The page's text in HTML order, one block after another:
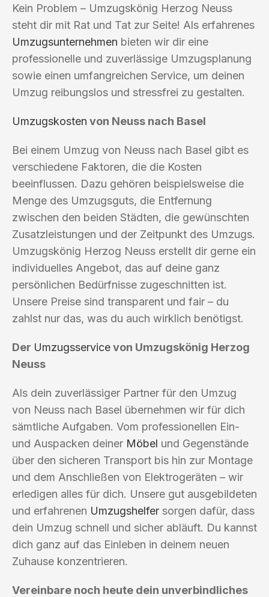
Kein Problem – Umzugskönig Herzog Neuss
steht dir mit Rat und Tat zur Seite! Als erfahrenes
Umzugsunternehmen bieten wir dir eine
professionelle und zuverlässige Umzugsplanung
sowie einen umfangreichen Service, um deinen
Umzug reibungslos und stressfrei zu gestalten.
Umzugskosten von Neuss nach Basel
Bei einem Umzug von Neuss nach Basel gibt es
verschiedene Faktoren, die die Kosten
beeinflussen. Dazu gehören beispielsweise die
Menge des Umzugsguts, die Entfernung
zwischen den beiden Städten, die gewünschten
Zusatzleistungen und der Zeitpunkt des Umzugs.
Umzugskönig Herzog Neuss erstellt dir gerne ein
individuelles Angebot, das auf deine ganz
persönlichen Bedürfnisse zugeschnitten ist.
Unsere Preise sind transparent und fair – du
zahlst nur das, was du auch wirklich benötigst.
Der Umzugsservicevon Umzugskönig Herzog
Neuss
Als dein zuverlässiger Partner für den Umzug
von Neuss nach Basel übernehmen wir für dich
sämtliche Aufgaben. Vom professionellen Ein-
und Auspacken deiner Möbel und Gegenstände
über den sicheren Transport bis hin zur Montage
und dem Anschließen von Elektrogeräten – wir
erledigen alles für dich. Unsere gut ausgebildeten
und erfahrenen Umzugshelfer sorgen dafür, dass
dein Umzug schnell und sicher abläuft. Du kannst
dich ganz auf das Einleben in deinem neuen
Zuhause konzentrieren.
Vereinbare noch heute dein unverbindliches